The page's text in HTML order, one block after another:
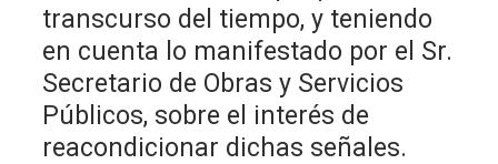
transcurso del tiempo, y teniendo
en cuenta lo manifestado por el Sr.
Secretario de Obras y Servicios
Públicos, sobre el interés de
reacondicionar dichas señales.